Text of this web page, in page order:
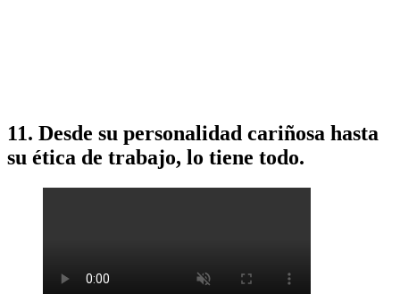
11. Desde su personalidad cariñosa hasta
su ética de trabajo, lo tiene todo.